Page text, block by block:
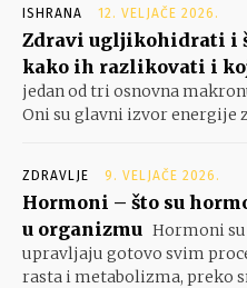
ISHRANA 12. VELJAČE 2026.
Zdravi ugljikohidrati i
kako ih razlikovati i
jedan od tri osnovna
Oni su glavni izvor energije
ZDRAVLJE 9. VELJAČE 2026.
Hormoni – što su
u organizmu Hormoni
upravljaju gotovo svim
rasta i metabolizma, preko